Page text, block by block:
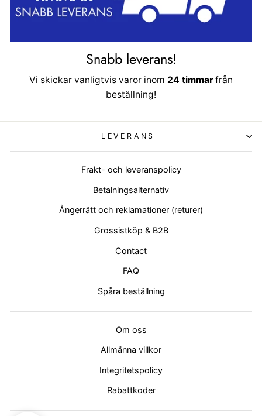
Snabb leverans!
Vi skickar vanligtvis varor inom 24 timmarfrån
beställning!
LEVERANS
Frakt- och leveranspolicy
Betalningsalternativ
Ångerrätt och reklamationer (returer)
Grossistköp & B2B
Contact
FAQ
Spåra beställning
Om oss
Allmänna villkor
Integritetspolicy
Rabattkoder